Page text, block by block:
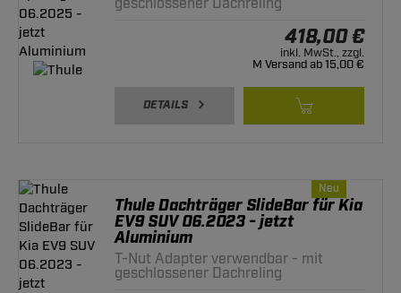
geschlossener Dachreling
418,00 €
inkl. MwSt., zzgl.
M Versand ab 15,00 €
DETAILS
Neu
Thule Dachträger SlideBar für Kia
EV9 SUV 06.2023 - jetzt
Aluminium
T-Nut Adapter verwendbar - mit
geschlossener Dachreling